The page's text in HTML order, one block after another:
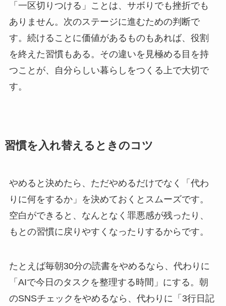
「一区切りつける」ことは、サボりでも挫折でも
ありません。次のステージに進むための判断で
す。続けることに価値があるものもあれば、役割
を終えた習慣もある。その違いを見極める目を持
つことが、自分らしい暮らしをつくる上で大切で
す。
習慣を入れ替えるときのコツ
やめると決めたら、ただやめるだけでなく「代わ
りに何をするか」を決めておくとスムーズです。
空白ができると、なんとなく罪悪感が残ったり、
もとの習慣に戻りやすくなったりするからです。
たとえば毎朝30分の読書をやめるなら、代わりに
「AIで今日のタスクを整理する時間」にする。朝
のSNSチェックをやめるなら、代わりに「3行日記